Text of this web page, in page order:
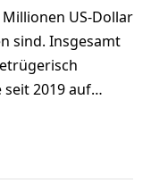
US-Dollar
sind. Insgesamt
seit 2019 auf…